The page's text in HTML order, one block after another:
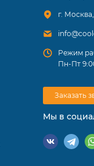
г.
Режим
Пн-Пт
Заказать
Мы в